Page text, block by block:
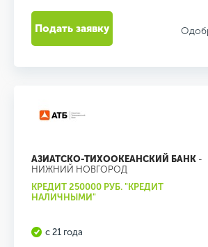
Подать заявку
АЗИАТСКО-ТИХООКЕАНСКИЙ БАНК -
НИЖНИЙ НОВГОРОД
КРЕДИТ 250000 РУБ. "КРЕДИТ
НАЛИЧНЫМИ"
с 21 года